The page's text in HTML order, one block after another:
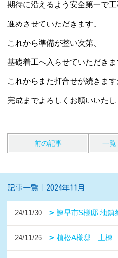
期待に沿えるよう安全第一で工
進めさせていただきます。
これから準備が整い次第、
基礎着工へ入らせていただきま
これからまた打合せが続きます
完成までよろしくお願いいたし
前の記事 一覧
記事一覧｜2024年11月
24/11/30 諫早市S様邸 地鎮
24/11/26 植松A様邸 上棟